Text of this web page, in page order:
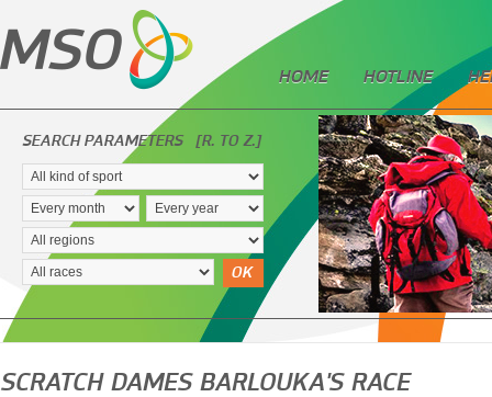
HOME HOTLINE
SEARCH PARAMETERS [R. TO Z.]
OK
SCRATCH DAMES BARLOUKA'S RACE